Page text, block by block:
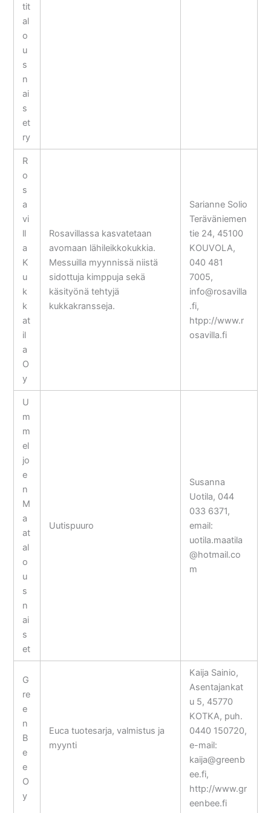
tit
al
o
u
s
n
ai
s
et
ry
R
o
s
a
vi
ll
a
K
u
k
k
at
il
a
O
y
Rosavillassa kasvatetaan
avomaan lähileikkokukkia.
Messuilla myynnissä niistä
sidottuja kimppuja sekä
käsityönä tehtyjä
kukkakransseja.
Sarianne Solio
Teräväniemen
tie 24, 45100
KOUVOLA,
040 481
7005,
info@rosavilla
.fi,
htpp://www.r
osavilla.fi
U
m
m
el
jo
e
n
M
a
at
al
o
u
s
n
ai
s
et
Uutispuuro
Susanna
Uotila, 044
033 6371,
email:
uotila.maatila
@hotmail.co
m
G
re
e
n
B
e
e
O
y
Euca tuotesarja, valmistus ja
myynti
Kaija Sainio,
Asentajankat
u 5, 45770
KOTKA, puh.
0440 150720,
e-mail:
kaija@greenb
ee.fi,
http://www.gr
eenbee.fi